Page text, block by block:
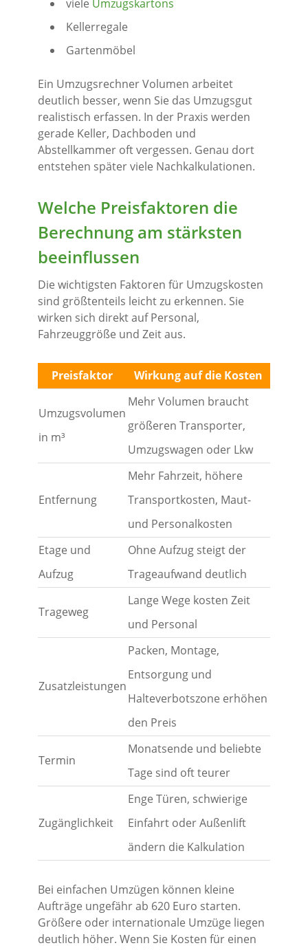
viele Umzugskartons
Kellerregale
Gartenmöbel
Ein Umzugsrechner Volumen arbeitet
deutlich besser, wenn Sie das Umzugsgut
realistisch erfassen. In der Praxis werden
gerade Keller, Dachboden und
Abstellkammer oft vergessen. Genau dort
entstehen später viele Nachkalkulationen.
Welche Preisfaktoren die
Berechnung am stärksten
beeinflussen
Die wichtigsten Faktoren für Umzugskosten
sind größtenteils leicht zu erkennen. Sie
wirken sich direkt auf Personal,
Fahrzeuggröße und Zeit aus.
Preisfaktor Wirkung auf die Kosten
Umzugsvolumen
in m³
Mehr Volumen braucht
größeren Transporter,
Umzugswagen oder Lkw
Entfernung
Mehr Fahrzeit, höhere
Transportkosten, Maut-
und Personalkosten
Etage und
Aufzug
Ohne Aufzug steigt der
Trageaufwand deutlich
Trageweg
Lange Wege kosten Zeit
und Personal
Zusatzleistungen
Packen, Montage,
Entsorgung und
Halteverbotszone erhöhen
den Preis
Termin
Monatsende und beliebte
Tage sind oft teurer
Zugänglichkeit
Enge Türen, schwierige
Einfahrt oder Außenlift
ändern die Kalkulation
Bei einfachen Umzügen können kleine
Aufträge ungefähr ab 620 Euro starten.
Größere oder internationale Umzüge liegen
deutlich höher. Wenn Sie Kosten für einen